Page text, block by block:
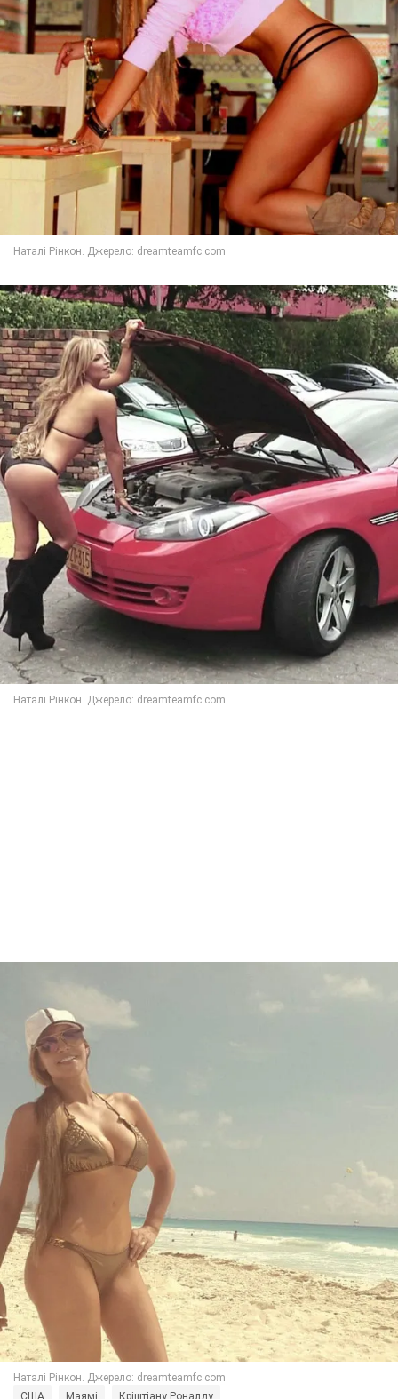
США Маямі Кріштіану Роналду